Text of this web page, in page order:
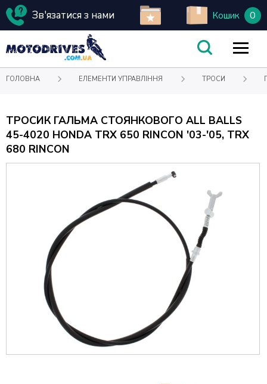
Зв'язатися з нами Кошик 0
ГОЛОВНА ЕЛЕМЕНТИ УПРАВЛІННЯ ТРОСИ
ТРОСИК ГАЛЬМА СТОЯНКОВОГО ALL BALLS
45-4020 HONDA TRX 650 RINCON '03-'05, TRX
680 RINCON